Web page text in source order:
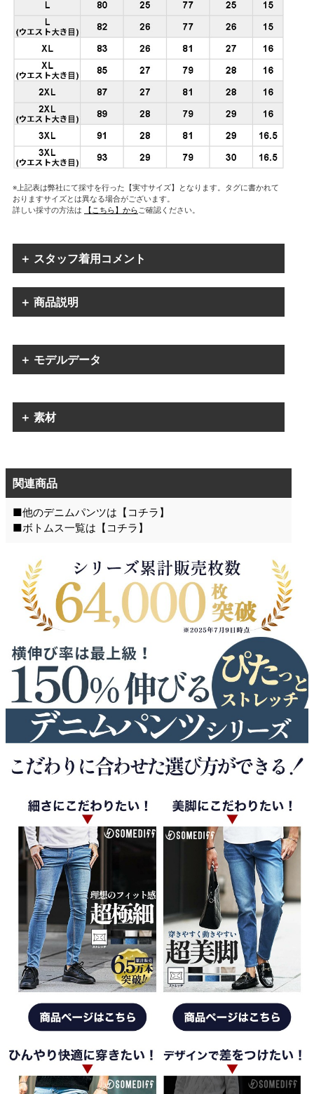
※上記表は弊社にて採寸を行った【実寸サイズ】となります。タグに書かれて
おりますサイズとは異なる場合がございます。
詳しい採寸の方法は
【こちら】からご確認ください。
＋ スタッフ着用コメント
＋ 商品説明
＋ モデルデータ
＋ 素材
関連商品
■他のデニムパンツは【 コチラ 】
■ボトムス一覧は【 コチラ 】